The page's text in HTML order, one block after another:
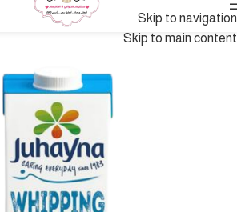
Skip to navigation
Skip to main content